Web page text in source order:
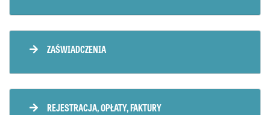
ZAŚWIADCZENIA
REJESTRACJA, OPŁATY, FAKTURY